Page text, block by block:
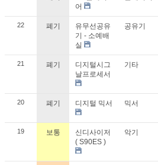
어
22 폐기
유무선공유
기 - 소예배
실
공유기
21 폐기
디지털시그
날프로세서
기타
20 폐기 디지털 믹서 믹서
19 보통
신디사이저
( S90ES )
악기